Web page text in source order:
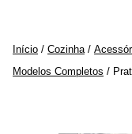
Início / Cozinha /
Modelos Completos /